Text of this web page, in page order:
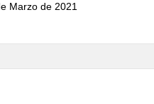
Marzo de 2021